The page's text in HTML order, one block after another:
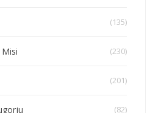
(135)
(230)
(201)
(82)